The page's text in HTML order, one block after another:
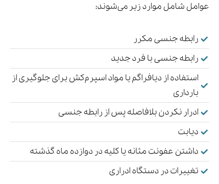
عوامل شامل موارد زیر می‌شوند:
رابطه جنسی مکرر
رابطه جنسی با فرد جدید
استفاده از دیافراگم یا مواد اسپرم‌کش برای جلوگیری از
بارداری
ادرار نکردن بلافاصله پس از رابطه جنسی
دیابت
داشتن عفونت مثانه یا کلیه در دوازده ماه گذشته
تغییرات در دستگاه ادراری